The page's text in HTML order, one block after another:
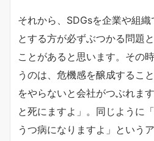
それから、SDGsを企業や組
とする方が必ずぶつかる問題
ことがあると思います。その
うのは、危機感を醸成するこ
をやらないと会社がつぶれま
と死にますよ」。同じように
うつ病になりますよ」という